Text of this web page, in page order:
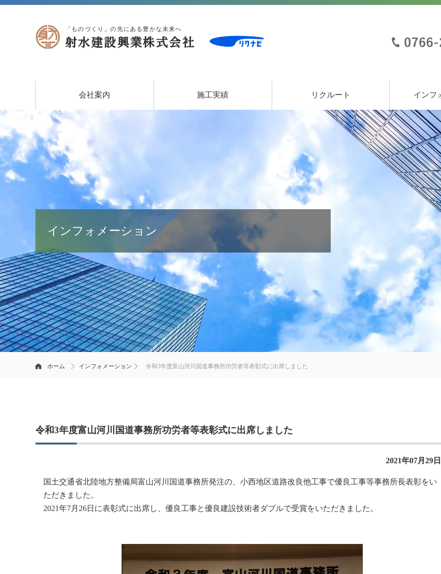
「ものづくり」の先にある豊かな未来へ
射水建設興業株式会社
会社案内 施工実績 リクルート
募集要項
エントリーフォーム
インフ
インフォメーション
ホーム インフォメーション 令和3年度富山河川国道事務所功労者等表彰式に出席しました
令和3年度富山河川国道事務所功労者等表彰式に出席しました
2021年07月29日
国土交通省北陸地方整備局富山河川国道事務所発注の、小西地区道路改良他工事で優良工事等事務所長表彰をい
ただきました。
2021年7月26日に表彰式に出席し、優良工事と優良建設技術者ダブルで受賞をいただきました。